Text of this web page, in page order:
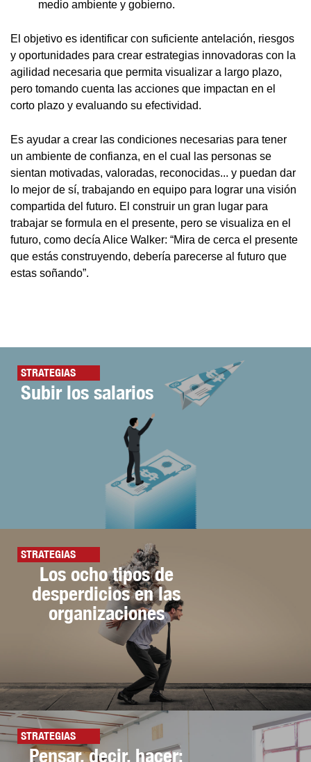
medio ambiente y gobierno.
El objetivo es identificar con suficiente antelación, riesgos
y oportunidades para crear estrategias innovadoras con la
agilidad necesaria que permita visualizar a largo plazo,
pero tomando cuenta las acciones que impactan en el
corto plazo y evaluando su efectividad.
Es ayudar a crear las condiciones necesarias para tener
un ambiente de confianza, en el cual las personas se
sientan motivadas, valoradas, reconocidas... y puedan dar
lo mejor de sí, trabajando en equipo para lograr una visión
compartida del futuro. El construir un gran lugar para
trabajar se formula en el presente, pero se visualiza en el
futuro, como decía Alice Walker: “Mira de cerca el presente
que estás construyendo, debería parecerse al futuro que
estas soñando”.
STRATEGIAS
Subir los salarios
STRATEGIAS
Los ocho tipos de
desperdicios en las
organizaciones
STRATEGIAS
Pensar, decir, hacer: